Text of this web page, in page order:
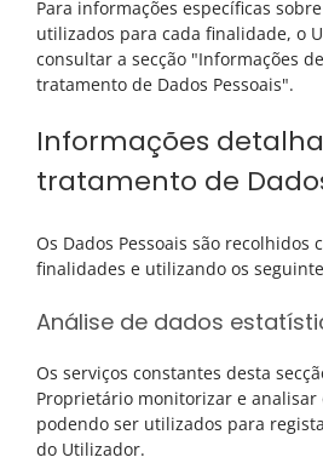
Para informações específicas
utilizados para cada finalidade, o
consultar a secção "Informações
tratamento de Dados Pessoais".
Informações
tratamento de
Os Dados Pessoais são recolhidos
finalidades e utilizando os
Análise de dados
Os serviços constantes desta
Proprietário monitorizar e
podendo ser utilizados para
do Utilizador.